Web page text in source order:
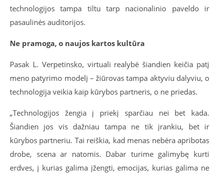
technologijos tampa tiltu tarp nacionalinio paveldo ir
pasaulinės auditorijos.
Ne pramoga, o naujos kartos kultūra
Pasak L. Verpetinsko, virtuali realybė šiandien keičia patį
meno patyrimo modelį – žiūrovas tampa aktyviu dalyviu, o
technologija veikia kaip kūrybos partneris, o ne priedas.
„Technologijos žengia į priekį sparčiau nei bet kada.
Šiandien jos vis dažniau tampa ne tik įrankiu, bet ir
kūrybos partneriu. Tai reiškia, kad menas nebėra apribotas
drobe, scena ar natomis. Dabar turime galimybę kurti
erdves, į kurias galima įžengti, emocijas, kurias galima ne